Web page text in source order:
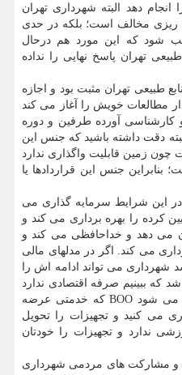
انجام دهد البته شهرداری تهران
ریزی مخالف است؛ بلکه در حدی
شود که این مورد هم درحال
تهران پاسخ نهایی را نداده
طبیعی تهران مثبت بود و اجازه
مطالعات خویش را آغاز می کند
آورده طرفین و دوره
دقت داشته باشید که جنس این
زمین قابلیت واگذاری ندارد
بنابراین جنس این قراردادها یا
این شرایط سرمایه گذاری می
کرده را بهره برداری می کند و
می دهد و خداحافظی می کند و
می کند. اگر در مدلهای مالی
۱۰-۱۵ ساله باشد شهرداری می تواند ادامه اش را
که ببینیم صرفه اقتصادی ندارد
و ۳۰ سال طول می کشد مدلش می شود BOO که خدمتی عرضه
می کنید و تجهیزات را تحویل
ندارد و تجهیزات را خودتان
و مشارکت های مردمی شهرداری